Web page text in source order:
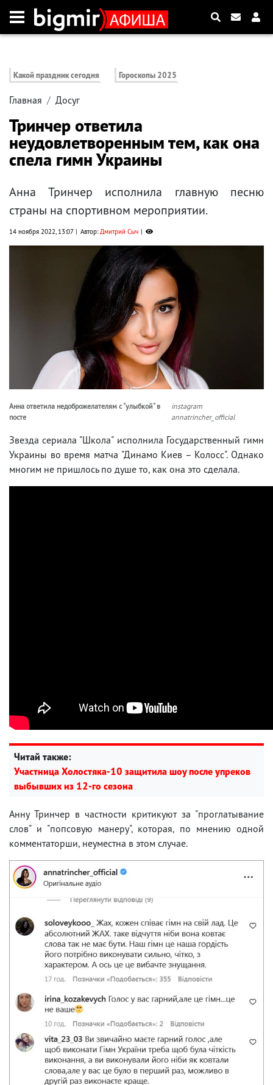
Какой праздник сегодня Гороскопы 2025
Главная Досуг
Тринчер ответила
неудовлетворенным тем, как она
спела гимн Украины
Анна Тринчер исполнила главную песню
страны на спортивном мероприятии.
14 ноября 2022, 13:07 Автор:Дмитрий Сыч
Анна ответила недоброжелателям с "улыбкой" в
посте
instagram
annatrincher_official
Звезда сериала "Школа" исполнила Государственный гимн
Украины во время матча "Динамо Киев – Колосс". Однако
многим не пришлось по душе то, как она это сделала.
Читай также:
Участница Холостяка-10 защитила шоу после упреков
выбывших из 12-го сезона
Анну Тринчер в частности критикуют за "проглатывание
слов" и "попсовую манеру", которая, по мнению одной
комментаторши, неуместна в этом случае.